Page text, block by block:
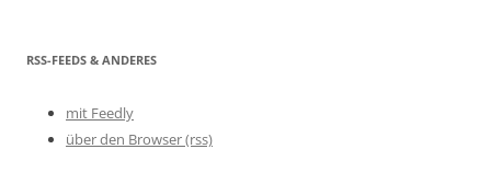
RSS-FEEDS & ANDERES
mit Feedly
über den Browser (rss)